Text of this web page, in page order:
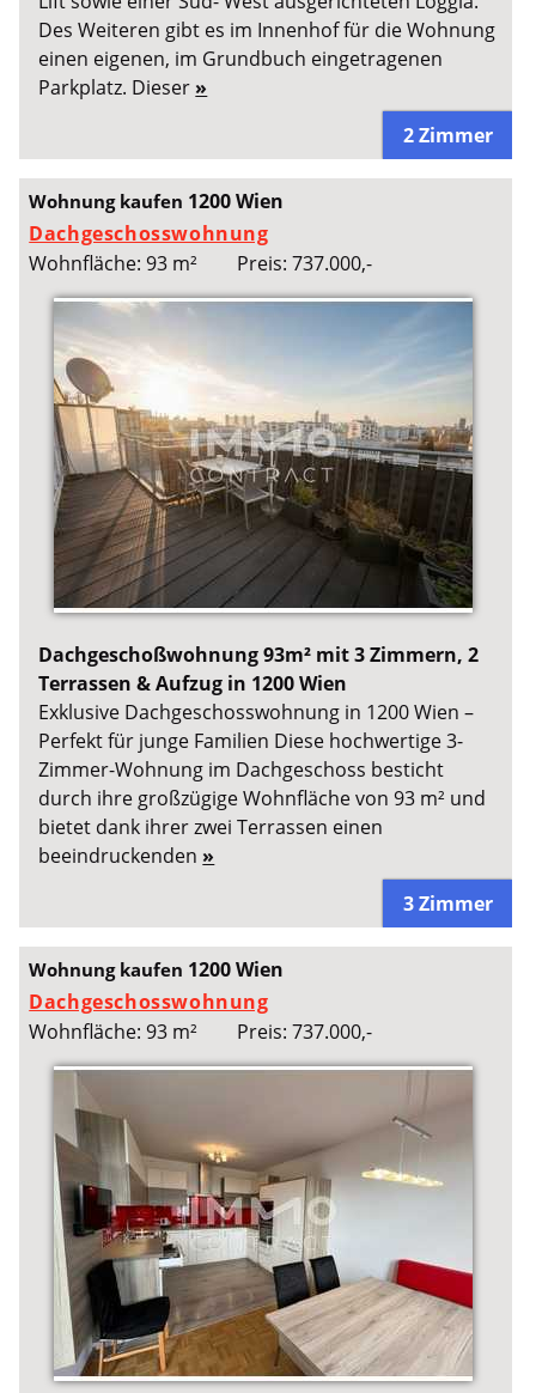
Des Weiteren gibt es im Innenhof für die Wohnung
einen eigenen, im Grundbuch eingetragenen
Parkplatz. Dieser »
2 Zimmer
Wohnung kaufen 1200 Wien
Dachgeschosswohnung
Wohnfläche: 93 m²
Preis: 737.000,-
Dachgeschoßwohnung 93m² mit 3 Zimmern, 2
Terrassen & Aufzug in 1200 Wien
Exklusive Dachgeschosswohnung in 1200 Wien –
Perfekt für junge Familien Diese hochwertige 3-
Zimmer-Wohnung im Dachgeschoss besticht
durch ihre großzügige Wohnfläche von 93 m² und
bietet dank ihrer zwei Terrassen einen
beeindruckenden »
3 Zimmer
Wohnung kaufen 1200 Wien
Dachgeschosswohnung
Wohnfläche: 93 m²
Preis: 737.000,-